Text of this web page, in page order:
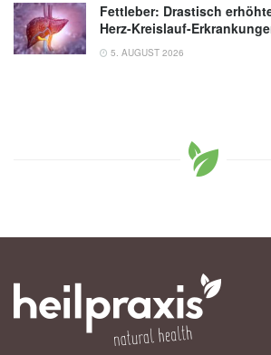
Fettleber: Drastisch
Herz-Kreislauf-
5. AUGUST 2026